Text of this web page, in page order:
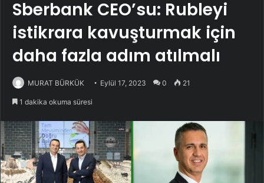
Sberbank CEO’su: Rubleyi
istikrara kavuşturmak için
daha fazla adım atılmalı
MURAT BÜRKÜK Eylül 17, 2023 0 21
1 dakika okuma süresi